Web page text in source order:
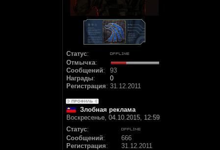
Статус:
Отмычка:
Сообщений:
93
Награды:
0
Регистрация: 31.12.2011
Злобная реклама
Воскресенье, 04.10.2015, 12:59
Статус:
Сообщений:
666
Регистрация: 31.12.2011